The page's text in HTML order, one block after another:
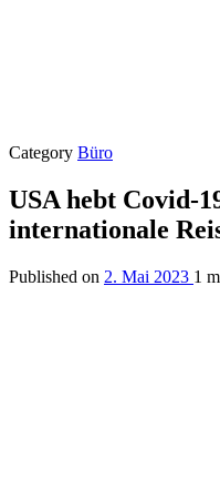
Category Büro
USA hebt Covid-
internationale
Published on 2. Mai 2023 1